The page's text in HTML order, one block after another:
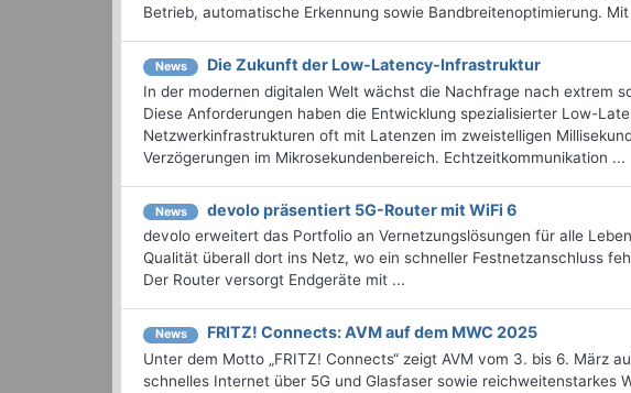
Betrieb, automatische Erkennung sowie Bandbreitenoptimierung.
News Die Zukunft der Low-Latency-Infrastruktur
In der modernen digitalen Welt wächst die Nachfrage nach extrem
Diese Anforderungen haben die Entwicklung spezialisierter Low-
Netzwerkinfrastrukturen oft mit Latenzen im zweistelligen
Verzögerungen im Mikrosekundenbereich. Echtzeitkommunikation ...
News devolo präsentiert 5G-Router mit WiFi 6
devolo erweitert das Portfolio an Vernetzungslösungen für alle
Qualität überall dort ins Netz, wo ein schneller Festnetzanschluss
Der Router versorgt Endgeräte mit ...
News FRITZ! Connects: AVM auf dem MWC 2025
Unter dem Motto „FRITZ! Connects“ zeigt AVM vom 3. bis 6. März
schnelles Internet über 5G und Glasfaser sowie reichweitenstarkes